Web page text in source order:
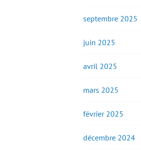
septembre 2025
juin 2025
avril 2025
mars 2025
février 2025
décembre 2024